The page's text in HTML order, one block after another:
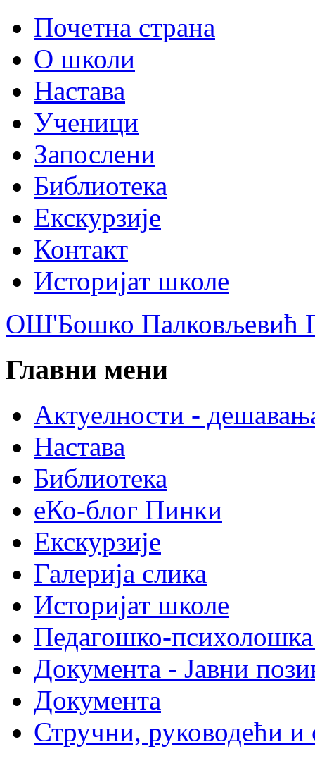
Почетна страна
О школи
Настава
Ученици
Запослени
Библиотека
Екскурзије
Контакт
Историјат школе
ОШ'Бошко Палковљевић
Главни мени
Актуелности -
Настава
Библиотека
еКо-блог Пинки
Екскурзије
Галерија слика
Историјат школе
Педагошко-психолошка
Документа - Јавни
Документа
Стручни, руководећи и